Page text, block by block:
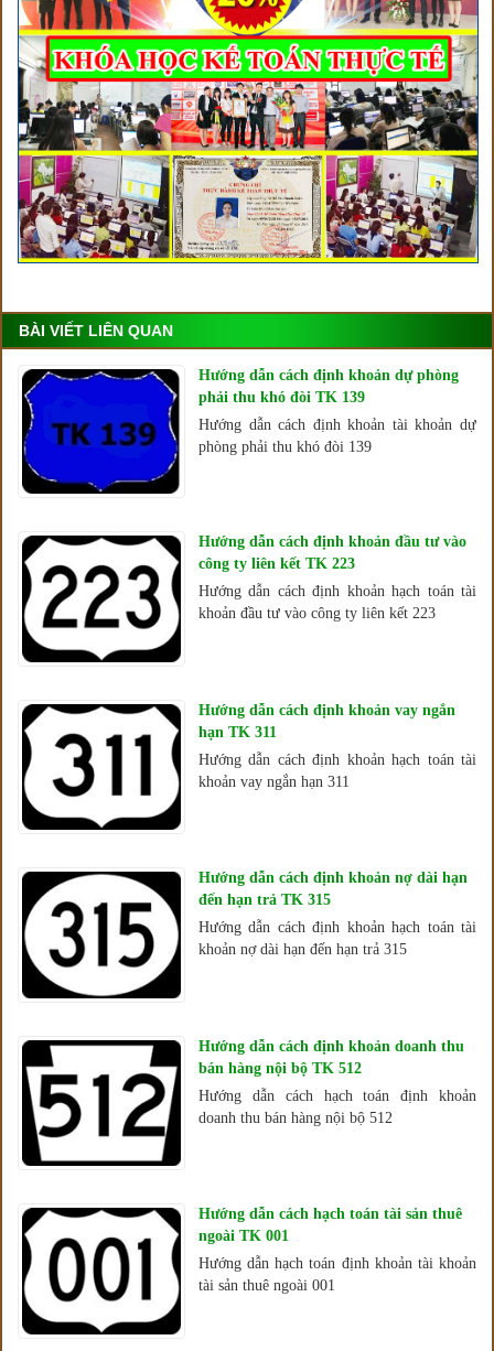
BÀI VIẾT LIÊN QUAN
Hướng dẫn cách định khoản dự phòng
phải thu khó đòi TK 139
Hướng dẫn cách định khoản tài khoản dự
phòng phải thu khó đòi 139
Hướng dẫn cách định khoản đầu tư vào
công ty liên kết TK 223
Hướng dẫn cách định khoản hạch toán tài
khoản đầu tư vào công ty liên kết 223
Hướng dẫn cách định khoản vay ngắn
hạn TK 311
Hướng dẫn cách định khoản hạch toán tài
khoản vay ngắn hạn 311
Hướng dẫn cách định khoản nợ dài hạn
đến hạn trả TK 315
Hướng dẫn cách định khoản hạch toán tài
khoản nợ dài hạn đến hạn trả 315
Hướng dẫn cách định khoản doanh thu
bán hàng nội bộ TK 512
Hướng dẫn cách hạch toán định khoản
doanh thu bán hàng nội bộ 512
Hướng dẫn cách hạch toán tài sản thuê
ngoài TK 001
Hướng dẫn hạch toán định khoản tài khoản
tài sản thuê ngoài 001